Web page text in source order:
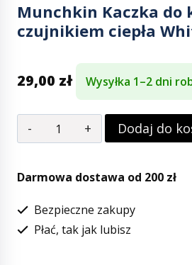
Munchkin Kaczka do
czujnikiem ciepła
29,00 zł Wysyłka 1–2 dni
Dodaj do
Darmowa dostawa od 200 zł
Bezpieczne zakupy
Płać, tak jak lubisz